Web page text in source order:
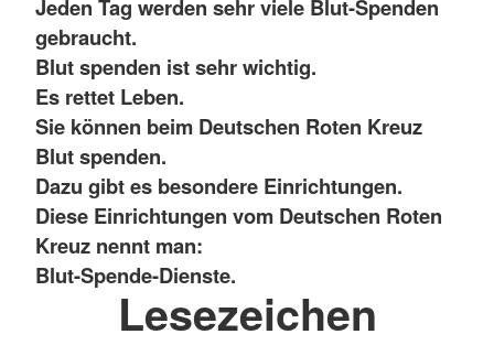
Jeden Tag werden sehr viele Blut-Spenden
gebraucht.
Blut spenden ist sehr wichtig.
Es rettet Leben.
Sie können beim Deutschen Roten Kreuz
Blut spenden.
Dazu gibt es besondere Einrichtungen.
Diese Einrichtungen vom Deutschen Roten
Kreuz nennt man:
Blut-Spende-Dienste.
Lesezeichen